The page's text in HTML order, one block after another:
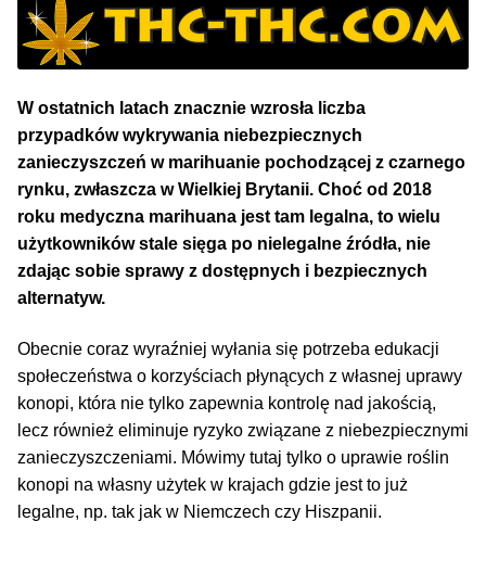
Półautomaty Outdoor
Automaty XXL
Pełnosezonowe XXL
Szybkie Automaty
Max THC 21% i Więcej
Medyczne Odmiany
Przewaga Indica
W ostatnich latach znacznie wzrosła liczba
przypadków wykrywania niebezpiecznych
zanieczyszczeń w marihuanie pochodzącej z czarnego
rynku, zwłaszcza w Wielkiej Brytanii. Choć od 2018
roku medyczna marihuana jest tam legalna, to wielu
użytkowników stale sięga po nielegalne źródła, nie
zdając sobie sprawy z dostępnych i bezpiecznych
alternatyw.
Obecnie coraz wyraźniej wyłania się potrzeba edukacji
społeczeństwa o korzyściach płynących z własnej uprawy
konopi, która nie tylko zapewnia kontrolę nad jakością,
lecz również eliminuje ryzyko związane z niebezpiecznymi
zanieczyszczeniami. Mówimy tutaj tylko o uprawie roślin
konopi na własny użytek w krajach gdzie jest to już
legalne, np. tak jak w Niemczech czy Hiszpanii.